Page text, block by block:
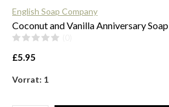
English Soap Company
Coconut and Vanilla Anniversary Soap
£5.95
Vorrat: 1